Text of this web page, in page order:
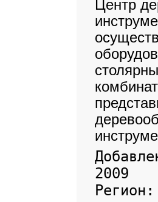
Центр
2009